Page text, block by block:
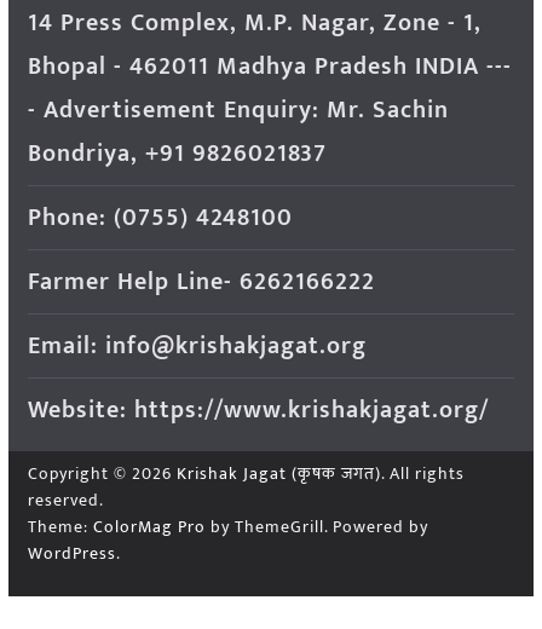
14 Press Complex, M.P. Nagar, Zone - 1,
Bhopal - 462011 Madhya Pradesh INDIA ---
- Advertisement Enquiry: Mr. Sachin
Bondriya, +91 9826021837
Phone: (0755) 4248100
Farmer Help Line- 6262166222
Email: info@krishakjagat.org
Website: https://www.krishakjagat.org/
Copyright © 2026 Krishak Jagat (कृषक जगत). All rights
reserved.
Theme: ColorMag Pro by ThemeGrill. Powered by
WordPress.